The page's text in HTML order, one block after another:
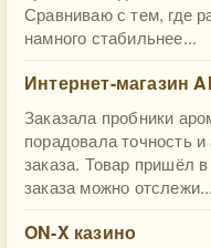
Сравниваю с тем, где
намного стабильнее...
Интернет-магазин
Заказала пробники
порадовала точность
заказа. Товар пришёл
заказа можно отслежи...
ON-X казино